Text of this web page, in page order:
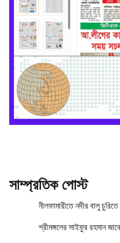
সাম্প্রতিক পোস্ট
নীলফামারীতে নদীর বালু
শ্রীমঙ্গলের সাইফুর রহমান